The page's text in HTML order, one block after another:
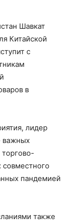
Шавкат
Китайской
с
в
лидер
важных
совместного
пандемией
также